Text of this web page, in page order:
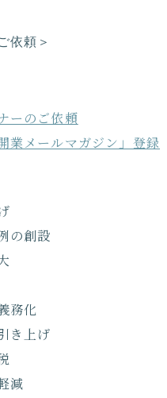
依頼＞
ーのご依頼
業メールマガジン」登録
の創設
務化
き上げ
減